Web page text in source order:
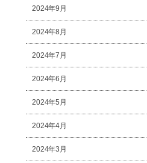
2024年9月
2024年8月
2024年7月
2024年6月
2024年5月
2024年4月
2024年3月